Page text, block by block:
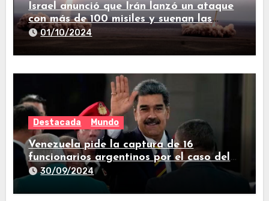
Israel anunció que Irán lanzó un ataque
con más de 100 misiles y suenan las
sirenas en todo el país
01/10/2024
Destacada Mundo
Venezuela pide la captura de 16
funcionarios argentinos por el caso del
avión iraní que estuvo en Buenos Aires
30/09/2024